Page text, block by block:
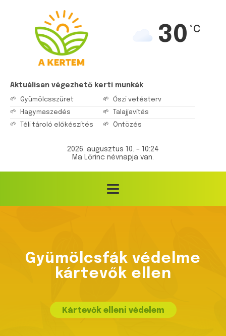
Aktuálisan végezhető kerti munkák
Gyümölcsszüret
Hagymaszedés
Téli tároló előkészítés
Őszi vetésterv
Talajjavítás
Öntözés
2026. augusztus 10. – 10:24
Ma Lőrinc névnapja van.
30 °C
Gyümölcsfák védelme
kártevők ellen
Kártevők elleni védelem